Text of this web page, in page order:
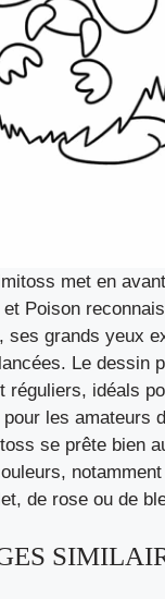
met en
Poison
ses grands yeux
Le dessin
réguliers, idéals
les amateurs
se prête bien
de rose ou de